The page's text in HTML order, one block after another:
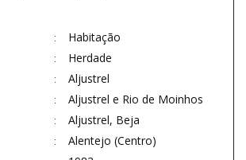
Habitação
Herdade
Aljustrel
Aljustrel e Rio de Moinhos
Aljustrel, Beja
Alentejo (Centro)